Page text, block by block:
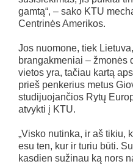
gamtą“, – sako KTU
Centrinės Amerikos.
Jos nuomone, tiek
brangakmeniai – žmonės
vietos yra, tačiau kartą
prieš penkerius metus
studijuojančios Rytų
atvykti į KTU.
„Visko nutinka, ir aš tikiu,
esu ten, kur ir turiu būti.
kasdien sužinau ką nors